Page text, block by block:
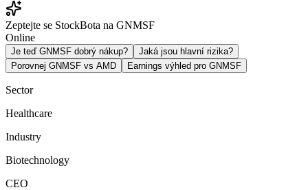
Zeptejte se StockBota na GNMSF
Online
Je teď GNMSF dobrý nákup?
Jaká jsou hlavní rizika?
Porovnej GNMSF vs AMD
Earnings výhled pro GNMSF
Sector
Healthcare
Industry
Biotechnology
CEO